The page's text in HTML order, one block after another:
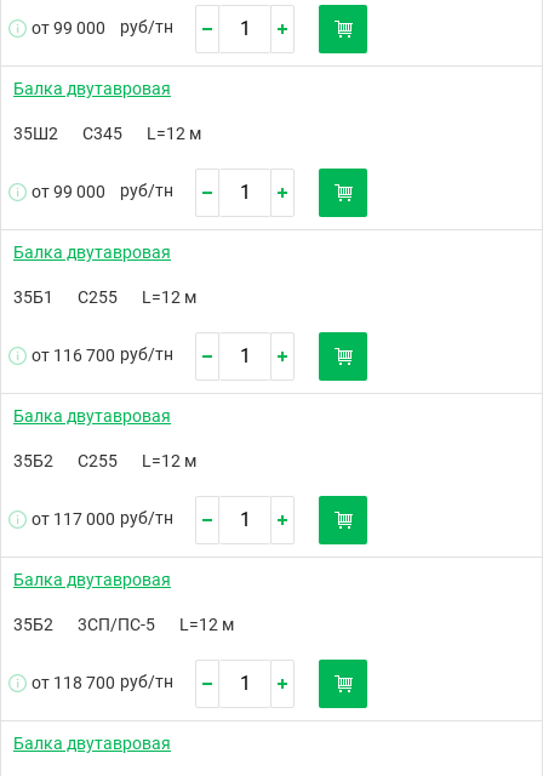
от 99 000 руб/тн
Балка двутавровая
35Ш2 С345 L=12 м
от 99 000 руб/тн
Балка двутавровая
35Б1 С255 L=12 м
от 116 700 руб/тн
Балка двутавровая
35Б2 С255 L=12 м
от 117 000 руб/тн
Балка двутавровая
35Б2 3СП/ПС-5 L=12 м
от 118 700 руб/тн
Балка двутавровая